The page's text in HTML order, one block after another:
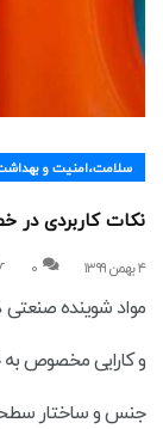
سلامت،امنیت و
نکات کاربردی در
۴ بهمن ۱۳۹۹ 0
مواد شوینده صنعتی
و کارایی مخصوص به
جنس و ساختار